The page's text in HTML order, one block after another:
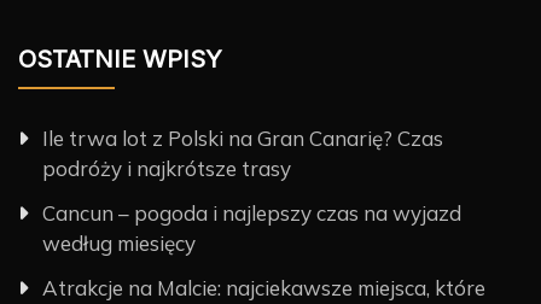
OSTATNIE WPISY
Ile trwa lot z Polski na Gran Canarię? Czas
podróży i najkrótsze trasy
Cancun – pogoda i najlepszy czas na wyjazd
według miesięcy
Atrakcje na Malcie: najciekawsze miejsca, które